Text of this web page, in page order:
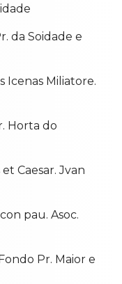
da Soidade e
Icenas Miliatore.
Horta do
Caesar. Jvan
pau. Asoc.
Pr. Maior e